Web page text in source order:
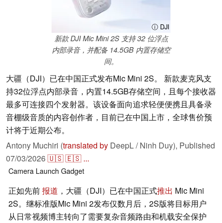
ⓘ DJI
新款 DJI Mic Mini 2S 支持 32 位浮点
内部录音，并配备 14.5GB 内置存储空
间。
大疆（DJI）已在中国正式发布Mic Mini 2S。 新款麦克风支
持32位浮点内部录音，内置14.5GB存储空间，且每个接收器
最多可连接四个发射器。该设备面向追求轻便便携且具备录
音棚级音质的内容创作者，目前已在中国上市，全球售价预
计将于近期公布。
Antony Muchiri (translated by DeepL / Ninh Duy), Published
07/03/2026🇺🇸🇪🇸 ...
Camera Launch Gadget
正如先前报道 ，大疆（DJI）已在中国正式推出 Mic Mini
2S。继标准版Mic Mini 2发布仅数月后，2S版将目标用户
从日常视频博主转向了需要复杂音频路由和机载安全保护